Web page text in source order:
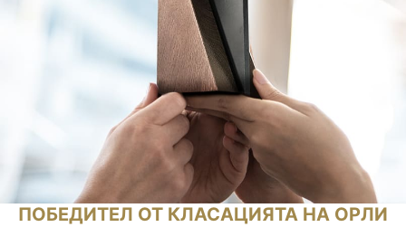
ПОБЕДИТЕЛ ОТ КЛАСАЦИЯТА НА ОРЛИ